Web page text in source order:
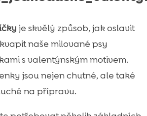
je skvělý způsob, jak oslavit
naše milované psy
s valentýnským motivem.
jsou nejen chutné, ale také
na přípravu.